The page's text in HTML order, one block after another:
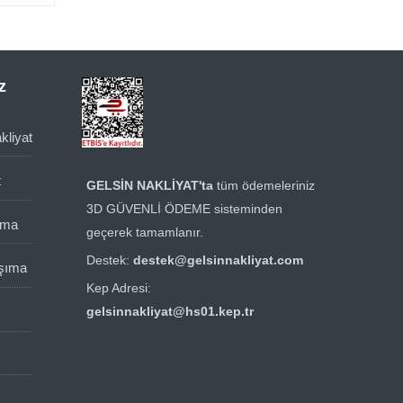
GELSİN NAKLİYAT'ta tüm ödemeleriniz
3D GÜVENLİ ÖDEME sisteminden
geçerek tamamlanır.
Destek: destek@gelsinnakliyat.com
Kep Adresi:
gelsinnakliyat@hs01.kep.tr